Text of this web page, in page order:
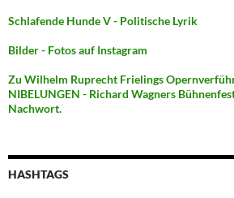
Schlafende Hunde V - Politische Lyrik
Bilder - Fotos auf Instagram
Zu Wilhelm Ruprecht Frielings
NIBELUNGEN - Richard Wagners
Nachwort.
HASHTAGS